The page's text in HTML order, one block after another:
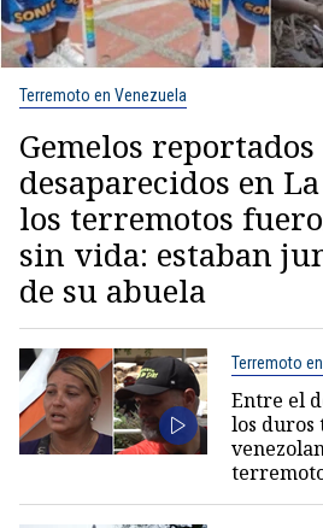
Terremoto en Venezuela
Gemelos reportados
desaparecidos en
los terremotos
sin vida: estaban
de su abuela
Terremoto
Entre el
los duros